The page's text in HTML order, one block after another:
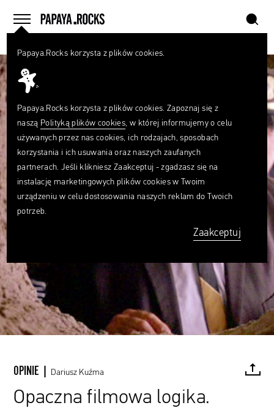
menu
home szukaj
OPINIE | Dariusz Kuźma
Opaczna filmowa logika.
Papaya.Rocks korzysta z plików cookies.
Papaya.Rocks korzysta z plików cookies. Zapoznaj się z
naszą Polityką plików cookies, w której informujemy o celu
używanych przez nas cookies, ich rodzajach, sposobach
korzystania i ich usuwania oraz naszych zaufanych
partnerach. Jeśli klikniesz Zaakceptuj - zgadzasz się na
instalację marketingowych plików cookies w Twoim
urządzeniu w celu dostosowania naszych reklam do Twoich
potrzeb.
Zaakceptuj
Czego
szukasz?